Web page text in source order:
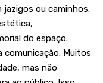
jazigos ou caminhos.
do espaço.
comunicação. Muitos
mas não